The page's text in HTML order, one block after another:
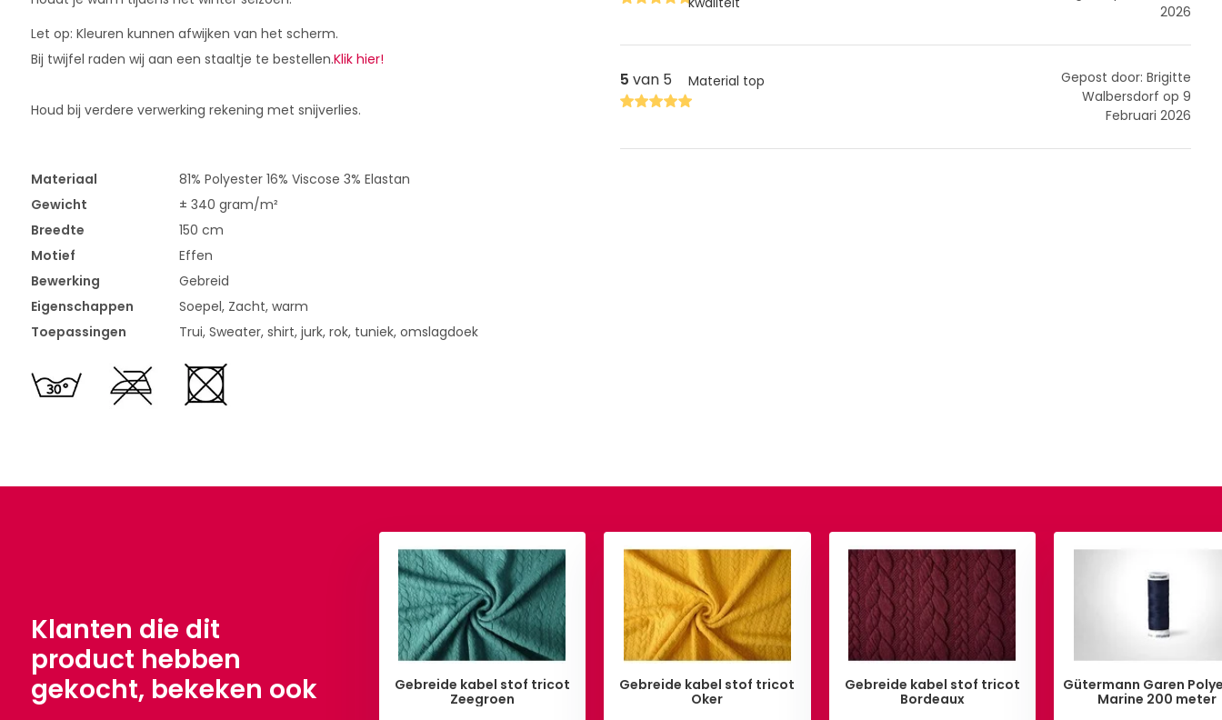
Let op: Kleuren kunnen afwijken van het scherm.
Bij twijfel raden wij aan een staaltje te bestellen.Klik hier!
Houd bij verdere verwerking rekening met snijverlies.
Materiaal
81% Polyester 16% Viscose 3% Elastan
Gewicht
± 340 gram/m²
Breedte
150 cm
Motief
Effen
Bewerking
Gebreid
Eigenschappen
Soepel, Zacht, warm
Toepassingen
Trui, Sweater, shirt, jurk, rok, tuniek, omslagdoek
2026
5 van 5 Material top
Gepost door: Brigitte
Walbersdorf op 9
Februari 2026
Klanten die dit
product hebben
gekocht, bekeken ook
€ 9,90
Gebreide kabel stof tricot
Zeegroen
Gebreide kabel stof tricot
Oker
Gebreide kabel stof tricot
Bordeaux
Gütermann Garen
Marine 200 meter